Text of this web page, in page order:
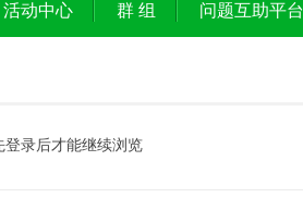
活动中心 群 组 问题互助平台
登录后才能继续浏览